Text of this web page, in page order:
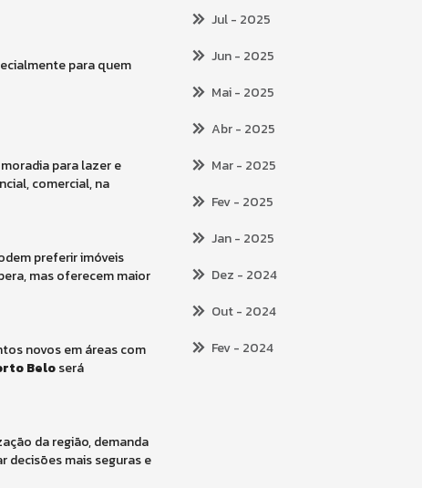
para quem
para lazer e
comercial, na
preferir imóveis
mas oferecem maior
novos em áreas com
Beloserá
da região, demanda
decisões mais seguras e
Jul- 2025
Jun- 2025
Mai- 2025
Abr- 2025
Mar- 2025
Fev- 2025
Jan- 2025
Dez - 2024
Out- 2024
Fev- 2024